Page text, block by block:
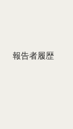
報告者履歴